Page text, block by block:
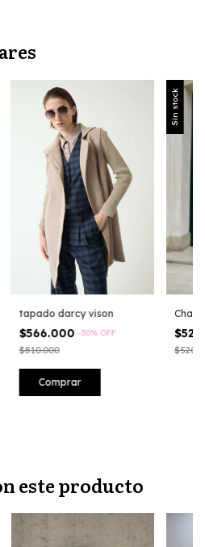
tapado darcy vison
$566.000 -30% OFF
$810.000
Comprar
Sin stock
este producto